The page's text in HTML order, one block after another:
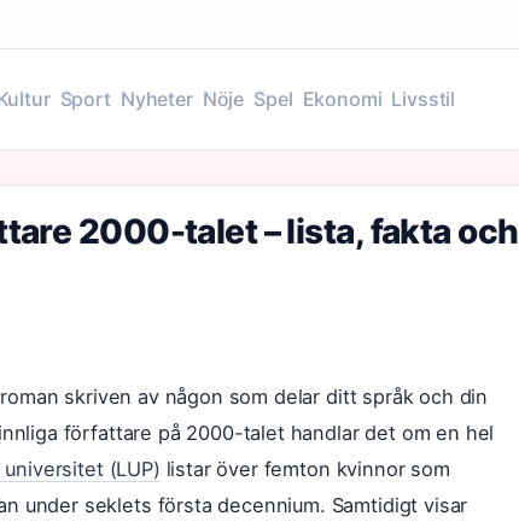
Sport Nyheter Nöje Spel Ekonomi Livsstil
2000-talet – lista, fakta och
skriven av någon som delar ditt språk och din
författare på 2000-talet handlar det om en hel
universitet (LUP) listar över femton kvinnor som
under seklets första decennium. Samtidigt visar